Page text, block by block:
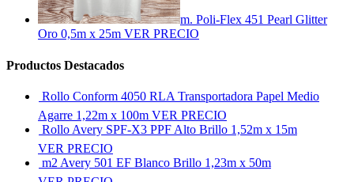
m. Poli-Flex 451 Pearl Glitter
Oro 0,5m x 25m VER PRECIO
Productos Destacados
Rollo Conform 4050 RLA Transportadora Papel Medio
Agarre 1,22m x 100m VER PRECIO
Rollo Avery SPF-X3 PPF Alto Brillo 1,52m x 15m
VER PRECIO
m2 Avery 501 EF Blanco Brillo 1,23m x 50m